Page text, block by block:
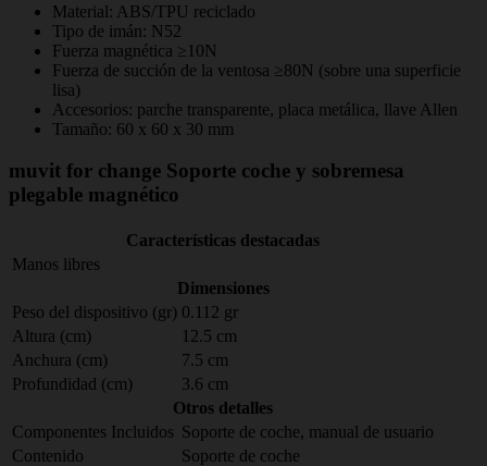
Material: ABS/TPU reciclado
Tipo de imán: N52
Fuerza magnética ≥10N
Fuerza de succión de la ventosa ≥80N (sobre una superficie
lisa)
Accesorios: parche transparente, placa metálica, llave Allen
Tamaño: 60 x 60 x 30 mm
muvit for change Soporte coche y sobremesa
plegable magnético
Características destacadas
Manos libres
Dimensiones
Peso del dispositivo (gr) 0.112 gr
Altura (cm)
12.5 cm
Anchura (cm)
7.5 cm
Profundidad (cm)
3.6 cm
Otros detalles
Componentes Incluidos Soporte de coche, manual de usuario
Contenido
Soporte de coche